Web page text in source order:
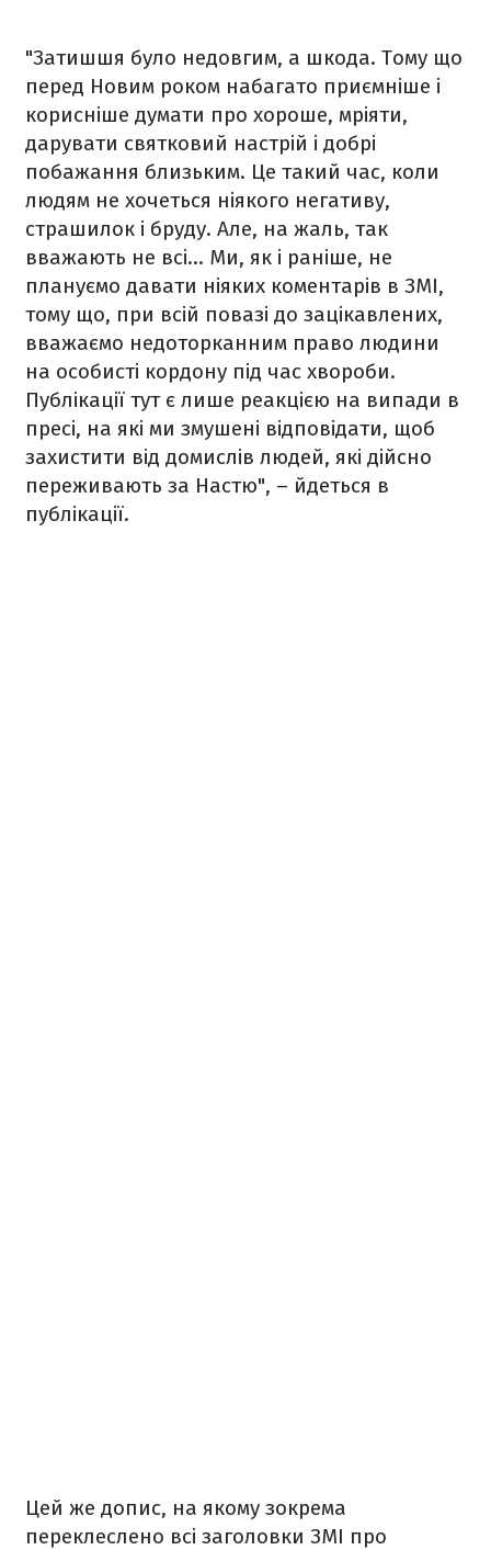
"Затишшя було недовгим, а шкода. Тому що
перед Новим роком набагато приємніше і
корисніше думати про хороше, мріяти,
дарувати святковий настрій і добрі
побажання близьким. Це такий час, коли
людям не хочеться ніякого негативу,
страшилок і бруду. Але, на жаль, так
вважають не всі... Ми, як і раніше, не
плануємо давати ніяких коментарів в ЗМІ,
тому що, при всій повазі до зацікавлених,
вважаємо недоторканним право людини
на особисті кордону під час хвороби.
Публікації тут є лише реакцією на випади в
пресі, на які ми змушені відповідати, щоб
захистити від домислів людей, які дійсно
переживають за Настю", – йдеться в
публікації.
Цей же допис, на якому зокрема
переклеслено всі заголовки ЗМІ про